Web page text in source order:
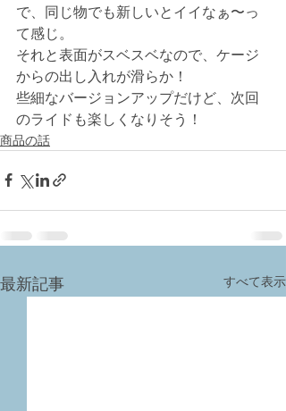
で、同じ物でも新しいとイイなぁ〜っ
て感じ。
それと表面がスベスベなので、ケージ
からの出し入れが滑らか！
些細なバージョンアップだけど、次回
のライドも楽しくなりそう！
商品の話
最新記事 すべて表示